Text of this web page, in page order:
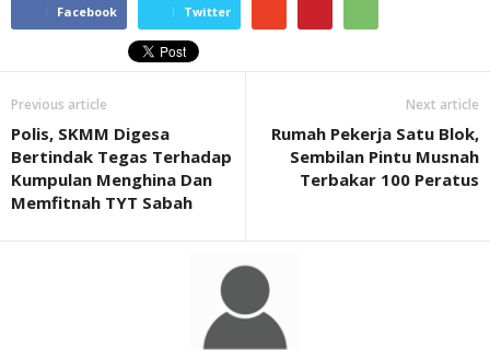
Facebook Twitter
Previous article
Polis, SKMM Digesa
Bertindak Tegas Terhadap
Kumpulan Menghina Dan
Memfitnah TYT Sabah
Next article
Rumah Pekerja Satu Blok,
Sembilan Pintu Musnah
Terbakar 100 Peratus